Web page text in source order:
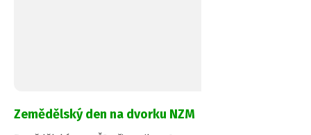
Zemědělský den na dvorku NZM